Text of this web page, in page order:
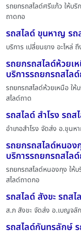
รถยกรถสไลด์ศรีแก้ว ให้บ
ถาดกอ
รถสไลด์ ขุนหาญ รถ
บริการ เปลี่ยนยาง อะไหล่
รถยกรถสไลด์ห้วยเ
บริการรถยกรถสไล
รถยกรถสไลด์ห้วยเหนือ ใ
สไลด์ถาด
รถสไลด์ สำโรง รถ
อำเภอสำโรง จัดส่ง อ.ขุนห
รถยกรถสไลด์หนอง
บริการรถยกรถสไล
รถยกรถสไลด์หนองกุง ให้
สไลด์ถาดกอ
รถสไลด์ สังขะ รถส
ส.ภ สังขะ จัดส่ง อ.เบญจ
รถสไลด์กันทรลักษ์